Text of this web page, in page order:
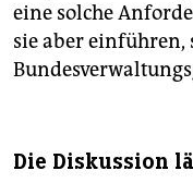
eine solche
sie aber einführen,
Die Diskussion